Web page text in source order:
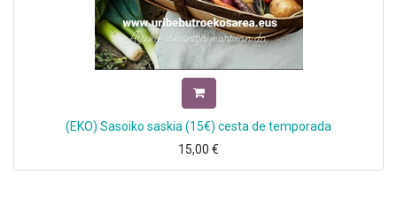
(EKO) Sasoiko saskia (15€) cesta de temporada
15,00 €